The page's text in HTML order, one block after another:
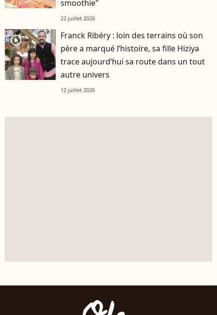
smoothie"
22 juillet 2026
player2
Franck Ribéry : loin des terrains où son
père a marqué l’histoire, sa fille Hiziya
trace aujourd’hui sa route dans un tout
autre univers
12 juillet 2026